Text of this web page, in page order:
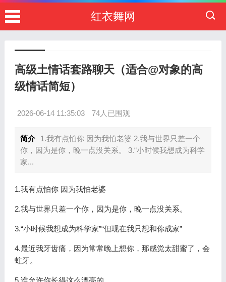
红衣舞网
高级土情话套路聊天（适合@对象的高
级情话简短）
2026-06-14 11:35:03 74人已围观
简介
1.我有点怕你 因为我怕老婆 2.我与世界只差一个
你，因为是你，晚一点没关系。 3.“小时候我想成为科学
家...
1.我有点怕你 因为我怕老婆
2.我与世界只差一个你，因为是你，晚一点没关系。
3.“小时候我想成为科学家”“但现在我只想和你成家”
4.最近我牙齿痛，因为常常晚上想你，那感觉太甜蜜了，会
蛀牙。
5.谁允许你长得这么漂亮的